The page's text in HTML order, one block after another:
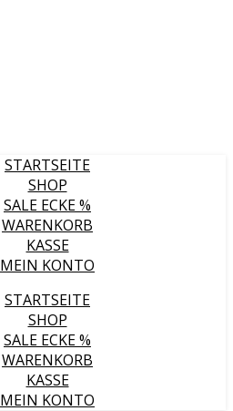
STARTSEITE
SHOP
SALE ECKE %
WARENKORB
KASSE
MEIN KONTO
STARTSEITE
SHOP
SALE ECKE %
WARENKORB
KASSE
MEIN KONTO